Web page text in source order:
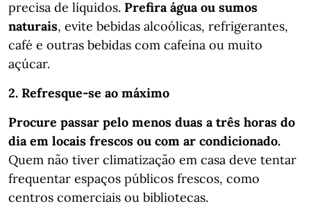
precisa de líquidos. Prefira água ou sumos
naturais, evite bebidas alcoólicas, refrigerantes,
café e outras bebidas com cafeína ou muito
açúcar.
2. Refresque-se ao máximo
Procure passar pelo menos duas a três horas do
dia em locais frescos ou com ar condicionado.
Quem não tiver climatização em casa deve tentar
frequentar espaços públicos frescos, como
centros comerciais ou bibliotecas.